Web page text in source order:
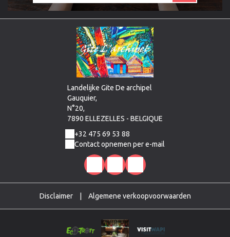
Landelijke Gite De archipel
Gauquier,
N°20,
7890 ELLEZELLES - BELGIQUE
+32 475 69 53 88
Contact opnemen per e-mail
Disclaimer Algemene verkoopvoorwaarden